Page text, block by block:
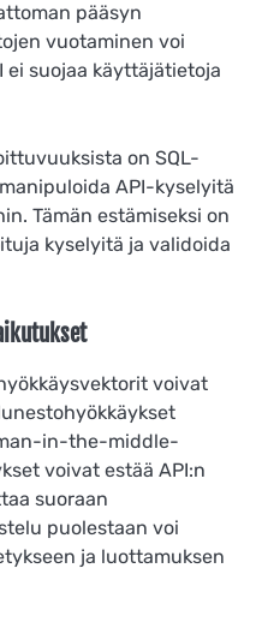
pääsyn
vuotaminen voi
ei suojaa käyttäjätietoja
on SQL-
API-kyselyitä
Tämän estämiseksi on
kyselyitä ja validoida
voivat
in-the-middle-
voivat estää API:n
suoraan
puolestaan voi
ja luottamuksen